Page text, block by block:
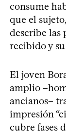
consume
que el
describe las
recibido y
El joven
amplio
ancianos–
impresión
cubre fases